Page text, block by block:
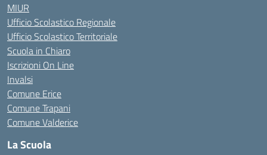
MIUR
Ufficio Scolastico Regionale
Ufficio Scolastico Territoriale
Scuola in Chiaro
Iscrizioni On Line
Invalsi
Comune Erice
Comune Trapani
Comune Valderice
La Scuola